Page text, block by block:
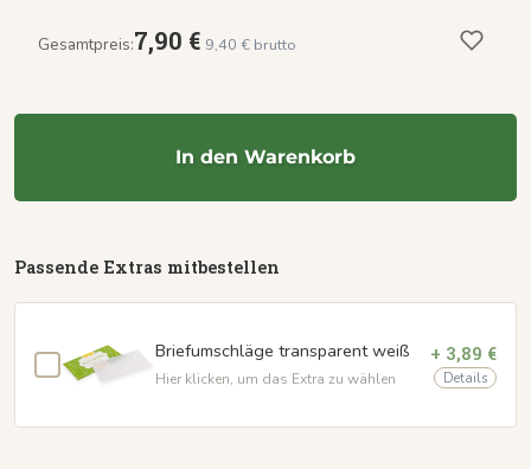
Gesamtpreis:7,90 € 9,40 € brutto
In den Warenkorb
Passende Extras mitbestellen
Briefumschläge transparent weiß
Hier klicken, um das Extra zu wählen
+ 3,89 €
Details